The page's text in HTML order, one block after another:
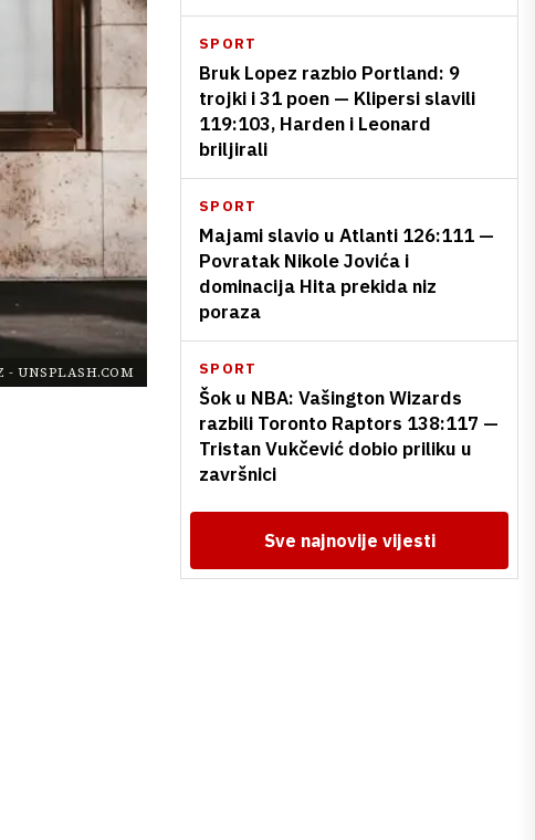
- UNSPLASH.COM
SPORT
Bruk Lopez razbio Portland: 9
trojki i 31 poen — Klipersi slavili
119:103, Harden i Leonard
briljirali
SPORT
Majami slavio u Atlanti 126:111 —
Povratak Nikole Jovića i
dominacija Hita prekida niz
poraza
SPORT
Šok u NBA: Vašington Wizards
razbili Toronto Raptors 138:117 —
Tristan Vukčević dobio priliku u
završnici
Sve najnovije vijesti